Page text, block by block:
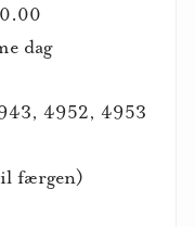
dag
4952, 4953
færgen)